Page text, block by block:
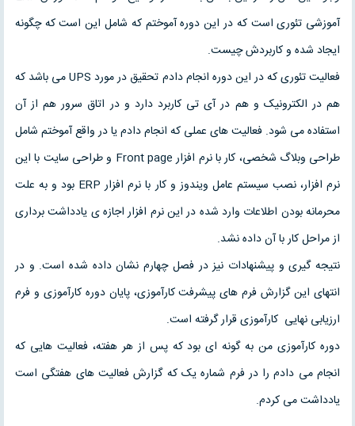
آموزشی تئوری است که در این دوره آموختم که شامل این است که چگونه
ایجاد شده و کاربردش چیست.
فعالیت تئوری که در این دوره انجام دادم تحقیق در مورد UPS می باشد که
هم در الکترونیک و هم در آی تی کاربرد دارد و در اتاق سرور هم از آن
استفاده می شود. فعالیت های عملی که انجام دادم یا در واقع آموختم شامل
طراحی وبلاگ شخصی، کار با نرم افزار Front page و طراحی سایت با این
نرم افزار، نصب سیستم عامل ویندوز و کار با نرم افزار ERP بود و به علت
محرمانه بودن اطلاعات وارد شده در این نرم افزار اجازه ی یادداشت برداری
از مراحل کار با آن داده نشد.
نتیجه گیری و پیشنهادات نیز در فصل چهارم نشان داده شده است. و در
انتهای این گزارش فرم های پیشرفت کارآموزی، پایان دوره کارآموزی و فرم
ارزیابی نهایی کارآموزی قرار گرفته است.
دوره کارآموزی من به گونه ای بود که پس از هر هفته، فعالیت هایی که
انجام می دادم را در فرم شماره یک که گزارش فعالیت های هفتگی است
یادداشت می کردم.